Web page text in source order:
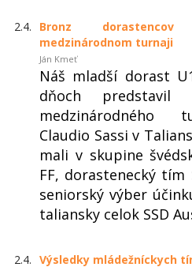
2.4.
Bronz
medzinárodnom turnaji
Ján Kmeť
Náš mladší dorast
dňoch
medzinárodného
Claudio Sassi v
mali v skupine
FF, dorastenecký
seniorský výber
taliansky celok SSD
2.4. Výsledky mládežníckych